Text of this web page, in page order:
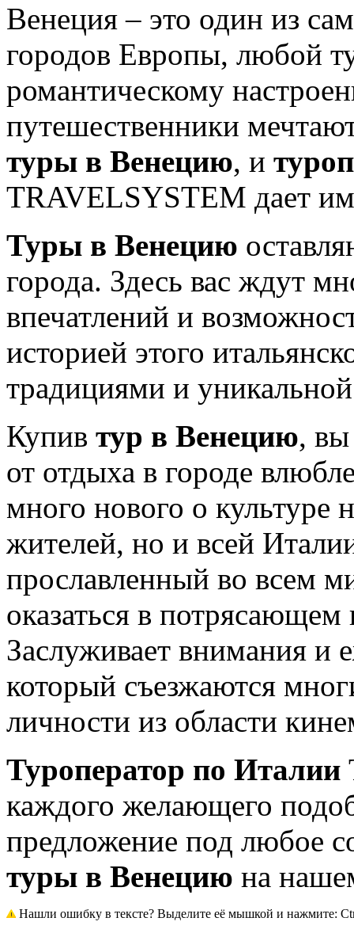
Венеция – это один из
городов Европы, любой
романтическому
путешественники
туры в Венецию, и
TRAVELSYSTEM дает
Туры в Венецию
города. Здесь вас ждут
впечатлений и
историей этого
традициями и
Купив тур в Венецию,
от отдыха в городе
много нового о культуре
жителей, но и всей
прославленный во всем
оказаться в
Заслуживает внимания и
который съезжаются
личности из области
Туроператор по Италии
каждого желающего
предложение под любое
туры в Венецию на
Нашли ошибку в тексте? Выделите её мышкой и нажмите: